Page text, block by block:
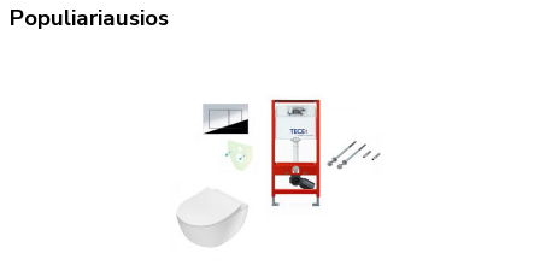
Populiariausios